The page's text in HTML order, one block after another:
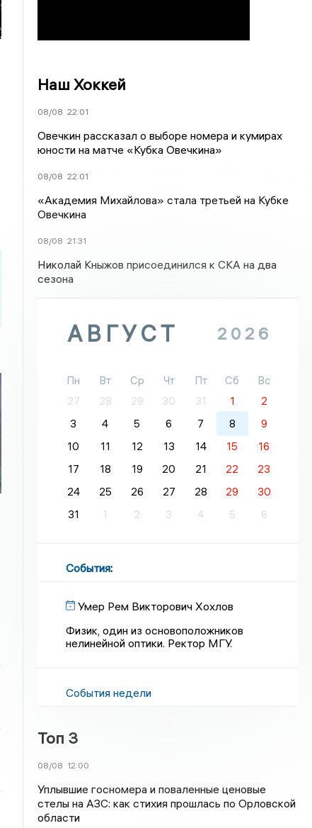
Наш Хоккей
08/08 22:01
Овечкин рассказал о выборе номера и кумирах
юности на матче «Кубка Овечкина»
08/08 22:01
«Академия Михайлова» стала третьей на Кубке
Овечкина
08/08 21:31
Николай Кныжов присоединился к СКА на два
сезона
АВГУСТ 2026
Пн Вт Ср Чт Пт Сб
Вс
27
28 29 30 31 1
2
3
4 5 6 7 8
9
10
11 12 13 14 15
16
17
18 19 20 21 22
23
24
25 26 27 28 29
30
31
1 2 3 4 5 6
События:
Умер Рем Викторович Хохлов
Физик, один из основоположников
нелинейной оптики. Ректор МГУ.
События недели
Топ 3
08/08 12:00
Уплывшие госномера и поваленные ценовые
стелы на АЗС: как стихия прошлась по Орловской
области